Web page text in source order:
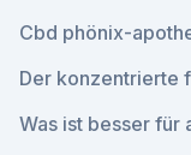
Cbd phönix-
Der konzentrierte
Was ist besser für